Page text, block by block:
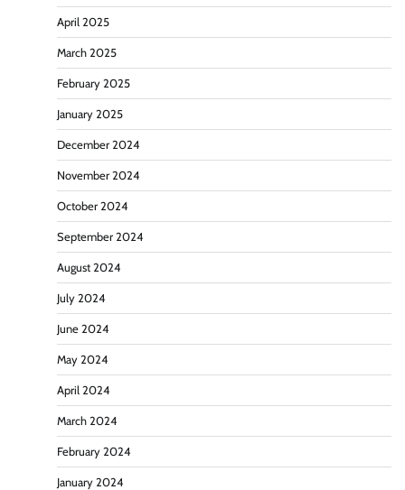
April 2025
March 2025
February 2025
January 2025
December 2024
November 2024
October 2024
September 2024
August 2024
July 2024
June 2024
May 2024
April 2024
March 2024
February 2024
January 2024